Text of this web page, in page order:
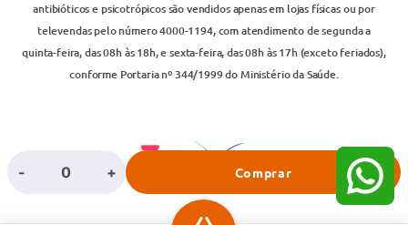
- + Comprar
antibióticos e psicotrópicos são vendidos apenas em lojas físicas ou por
televendas pelo número 4000-1194, com atendimento de segunda a
quinta-feira, das 08h às 18h, e sexta-feira, das 08h às 17h (exceto feriados),
conforme Portaria nº 344/1999 do Ministério da Saúde.